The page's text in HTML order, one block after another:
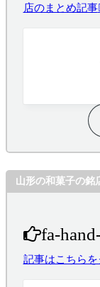
店のまとめ記事
山形の和菓子の銘
fa-
記事はこちらを